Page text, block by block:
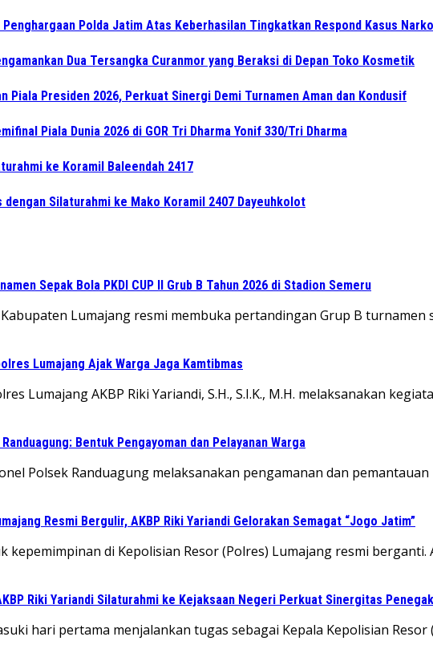
Polda Jatim Atas Keberhasilan Tingkatkan Respond Kasus
Dua Tersangka Curanmor yang Beraksi di Depan Toko Kosmetik
Piala Presiden 2026, Perkuat Sinergi Demi Turnamen Aman dan Kondusif
Piala Dunia 2026 di GOR Tri Dharma Yonif 330/Tri Dharma
ke Koramil Baleendah 2417
Silaturahmi ke Mako Koramil 2407 Dayeuhkolot
Sepak Bola PKDI CUP II Grub B Tahun 2026 di Stadion Semeru
Lumajang resmi membuka pertandingan Grup B turnamen
Lumajang Ajak Warga Jaga Kamtibmas
Lumajang AKBP Riki Yariandi, S.H., S.I.K., M.H. melaksanakan
Bentuk Pengayoman dan Pelayanan Warga
Polsek Randuagung melaksanakan pengamanan dan
Resmi Bergulir, AKBP Riki Yariandi Gelorakan Semagat “Jogo Jatim”
kepemimpinan di Kepolisian Resor (Polres) Lumajang resmi berganti.
Riki Yariandi Silaturahmi ke Kejaksaan Negeri Perkuat Sinergitas
hari pertama menjalankan tugas sebagai Kepala Kepolisian Resor